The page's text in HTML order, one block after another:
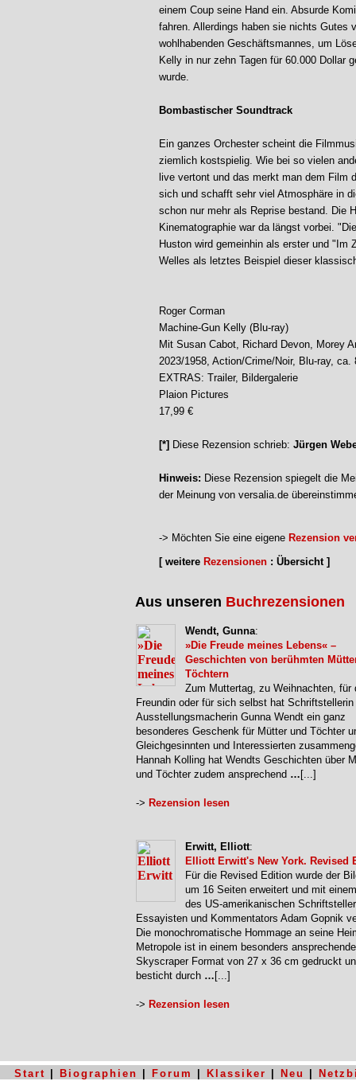
einem Coup seine Hand ein. Absurde
fahren. Allerdings haben sie nichts Gutes
wohlhabenden Geschäftsmannes, um
Kelly in nur zehn Tagen für 60.000 Dollar
wurde.
Bombastischer Soundtrack
Ein ganzes Orchester scheint die
ziemlich kostspielig. Wie bei so vielen
live vertont und das merkt man dem Film
sich und schafft sehr viel Atmosphäre in
schon nur mehr als Reprise bestand. Die
Kinematographie war da längst vorbei.
Huston wird gemeinhin als erster und "Im
Welles als letztes Beispiel dieser
Roger Corman
Machine-Gun Kelly (Blu-ray)
Mit Susan Cabot, Richard Devon, Morey
2023/1958, Action/Crime/Noir, Blu-ray, ca.
EXTRAS: Trailer, Bildergalerie
Plaion Pictures
17,99 €
[*] Diese Rezension schrieb: Jürgen
Hinweis: Diese Rezension spiegelt die
der Meinung von versalia.de
-> Möchten Sie eine eigene Rezension
[ weitere Rezensionen : Übersicht ]
Aus unseren Buchrezensionen
Wendt, Gunna:
»Die Freude meines Lebens« –
Geschichten von berühmten
Töchtern
Zum Muttertag, zu Weihnachten, für
Freundin oder für sich selbst hat Schriftstellerin
Ausstellungsmacherin Gunna Wendt ein ganz
besonderes Geschenk für Mütter und Töchter
Gleichgesinnten und Interessierten
Hannah Kolling hat Wendts Geschichten über
und Töchter zudem ansprechend … [...]
-> Rezension lesen
Erwitt, Elliott:
Elliott Erwitt's New York. Revised
Für die Revised Edition wurde der
um 16 Seiten erweitert und mit
des US-amerikanischen
Essayisten und Kommentators Adam Gopnik
Die monochromatische Hommage an seine
Metropole ist in einem besonders
Skyscraper Format von 27 x 36 cm gedruckt
besticht durch … [...]
-> Rezension lesen
Start Biographien Forum Klassiker Neu